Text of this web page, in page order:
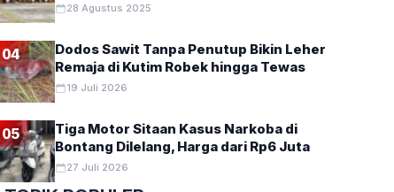
28 Agustus 2025
04
Dodos Sawit Tanpa Penutup Bikin Leher
Remaja di Kutim Robek hingga Tewas
19 Juli 2026
05
Tiga Motor Sitaan Kasus Narkoba di
Bontang Dilelang, Harga dari Rp6 Juta
27 Juli 2026